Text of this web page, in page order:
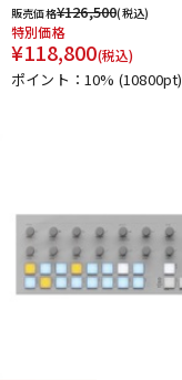
販売価格¥126,500(税込)
特別価格
¥118,800(税込)
ポイント：10% (10800pt)